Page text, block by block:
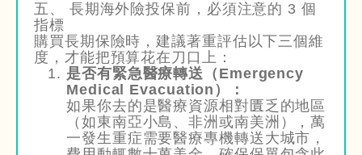
五、 長期海外險投保前，必須注意的 3 個
指標
購買長期保險時，建議著重評估以下三個維
度，才能把預算花在刀口上：
是否有緊急醫療轉送（Emergency
Medical Evacuation）：
如果你去的是醫療資源相對匱乏的地區
（如東南亞小島、非洲或南美洲），萬
一發生重症需要醫療專機轉送大城市，